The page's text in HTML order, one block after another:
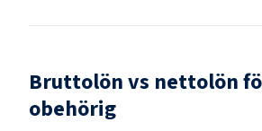
Bruttolön vs nettolön
obehörig